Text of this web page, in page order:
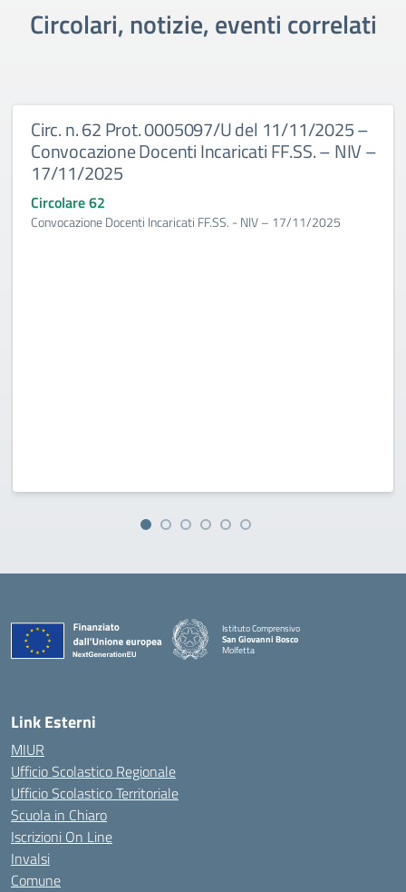
Circolari, notizie, eventi correlati
Circ. n. 62 Prot. 0005097/U del 11/11/2025 –
Convocazione Docenti Incaricati FF.SS. – NIV –
17/11/2025
Circolare 62
Convocazione Docenti Incaricati FF.SS. - NIV – 17/11/2025
Istituto Comprensivo
San Giovanni Bosco
Molfetta
Link Esterni
MIUR
Ufficio Scolastico Regionale
Ufficio Scolastico Territoriale
Scuola in Chiaro
Iscrizioni On Line
Invalsi
Comune